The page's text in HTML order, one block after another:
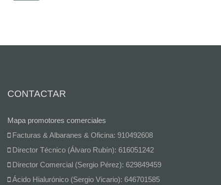
CONTACTAR
Mapa promotores comerciales
Facturas & Albaranes & Oficina: 910492608
Director Técnico (Álvaro Rubín): 616051242
Director Comercial (Sergio Pérez): 629849459
Ácido Hialurónico (Sergio Vicario): 646701585